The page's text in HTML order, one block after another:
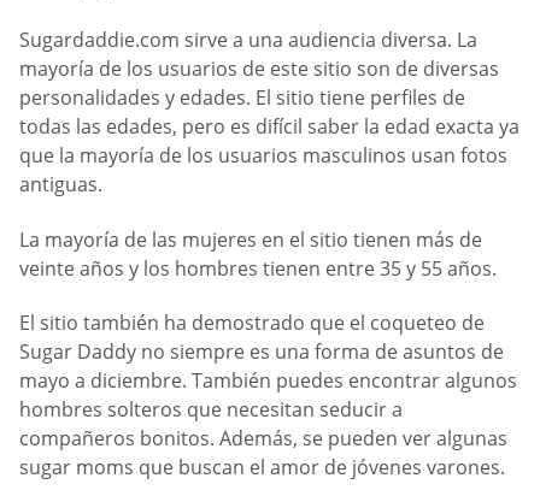
Sugardaddie.com sirve a una audiencia diversa. La
mayoría de los usuarios de este sitio son de diversas
personalidades y edades. El sitio tiene perfiles de
todas las edades, pero es difícil saber la edad exacta ya
que la mayoría de los usuarios masculinos usan fotos
antiguas.
La mayoría de las mujeres en el sitio tienen más de
veinte años y los hombres tienen entre 35 y 55 años.
El sitio también ha demostrado que el coqueteo de
Sugar Daddy no siempre es una forma de asuntos de
mayo a diciembre. También puedes encontrar algunos
hombres solteros que necesitan seducir a
compañeros bonitos. Además, se pueden ver algunas
sugar moms que buscan el amor de jóvenes varones.